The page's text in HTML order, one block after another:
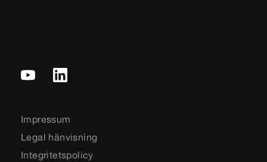
Impressum
Legal hänvisning
Integritetspolicy